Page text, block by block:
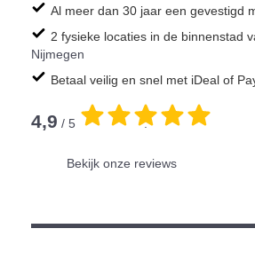
Al meer dan 30 jaar een gevestigd
2 fysieke locaties in de binnenstad
Nijmegen
Betaal veilig en snel met iDeal of
4,9 / 5 .
Bekijk onze reviews